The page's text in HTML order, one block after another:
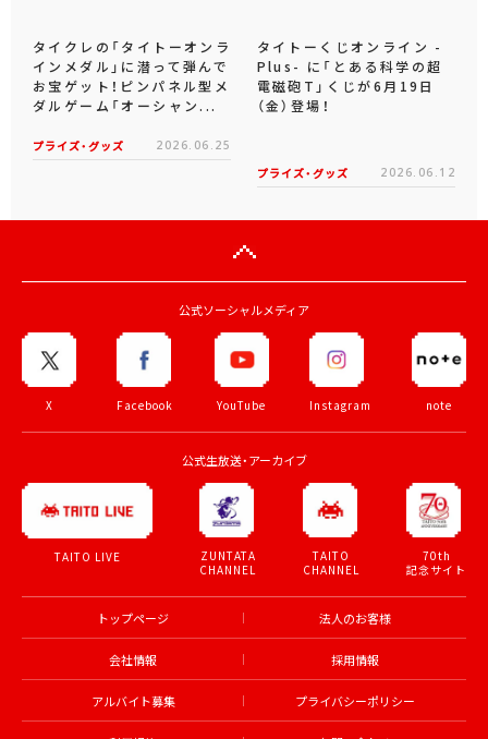
タイクレの「タイトーオンラ
インメダル」に潜って弾んで
お宝ゲット！ピンパネル型メ
ダルゲーム「オーシャン...
プライズ・グッズ 2026.06.25
タイトーくじオンライン -
Plus- に「とある科学の超
電磁砲T」くじが6月19日
（金）登場！
プライズ・グッズ 2026.06.12
公式ソーシャルメディア
X Facebook YouTube Instagram note
公式生放送・アーカイブ
TAITO LIVE
ZUNTATA
CHANNEL
TAITO
CHANNEL
70th
記念サイト
トップページ 法人のお客様
会社情報 採用情報
アルバイト募集 プライバシーポリシー